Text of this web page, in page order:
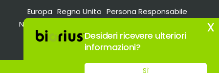
Europa Regno Unito Persona Responsabile
Nuova Persona Responsabile
Certificazioni
© Copyright - 2008 – 2026 BioriusPrivacy Policy
Desideri ricevere ulteriori
informazioni?
Sì
x